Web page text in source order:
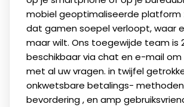
mobiel geoptimaliseerde platform
dat gamen soepel verloopt, waar
maar wilt. Ons toegewijde team is
beschikbaar via chat en e-mail
met al uw vragen. in twijfel
onkwetsbare betalings-
bevordering , en amp